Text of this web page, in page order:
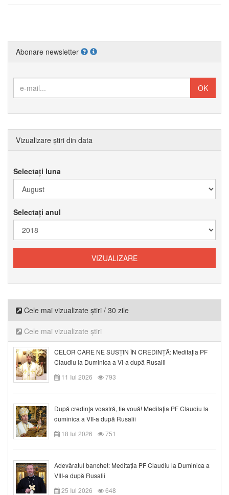
Abonare newsletter
Vizualizare știri din data
Selectați luna
Selectați anul
Cele mai vizualizate știri / 30 zile
Cele mai vizualizate știri
CELOR CARE NE SUSȚIN ÎN CREDINȚĂ: Meditația PF
Claudiu la Duminica a VI-a după Rusalii
11 Iul 2026
793
După credinţa voastră, fie vouă! Meditația PF Claudiu la
duminica a VII-a după Rusalii
18 Iul 2026
751
Adevăratul banchet: Meditația PF Claudiu la Duminica a
VIII-a după Rusalii
25 Iul 2026
648